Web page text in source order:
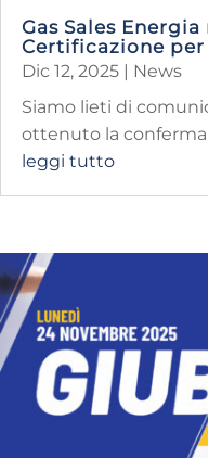
Gas Sales
Certificazione
Dic 12, 2025 | News
Siamo lieti di
ottenuto la conferma
leggi tutto